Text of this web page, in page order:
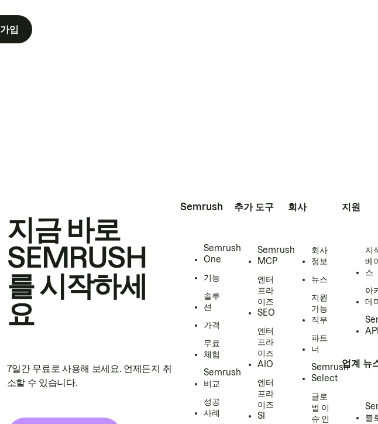
가입
지금 바로
SEMRUSH
를 시작하세
요
7일간 무료로 사용해 보세요. 언제든지 취
소할 수 있습니다.
Semrush
Semrush
One
기능
솔루
션
가격
무료
체험
Semrush
비교
성공
사례
추가 도구
Semrush
MCP
엔터
프라
이즈
SEO
엔터
프라
이즈
AIO
엔터
프라
이즈
SI
회사
회사
정보
뉴스
지원
가능
직무
파트
너
Semrush
Select
글로
벌 이
슈 인
지원
지
베
스
아
데
업계 뉴
블